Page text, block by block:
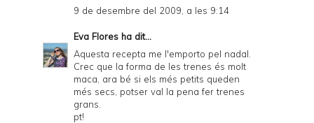
9 de desembre del 2009, a les 9:14
Eva Flores ha dit...
Aquesta recepta me l'emporto pel nadal.
Crec que la forma de les trenes és molt
maca, ara bé si els més petits queden
més secs, potser val la pena fer trenes
grans.
pt!